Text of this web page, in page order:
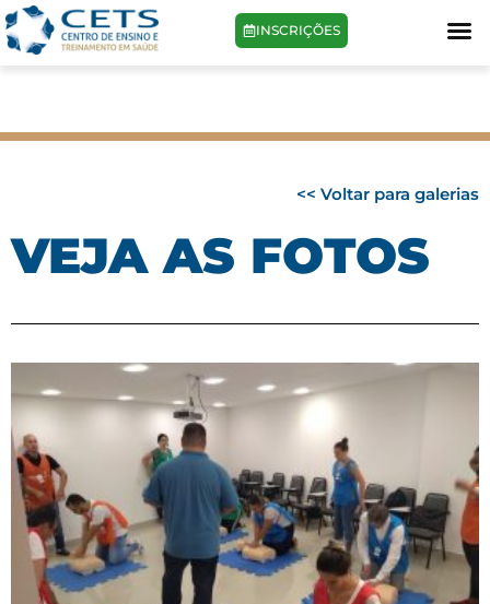
INSCRIÇÕES
<< Voltar para galerias
VEJA AS FOTOS